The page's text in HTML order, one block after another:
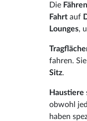
Die Fähren
Fahrt auf
Lounges,
fahren.
Sitz.
Haustiere
obwohl
haben